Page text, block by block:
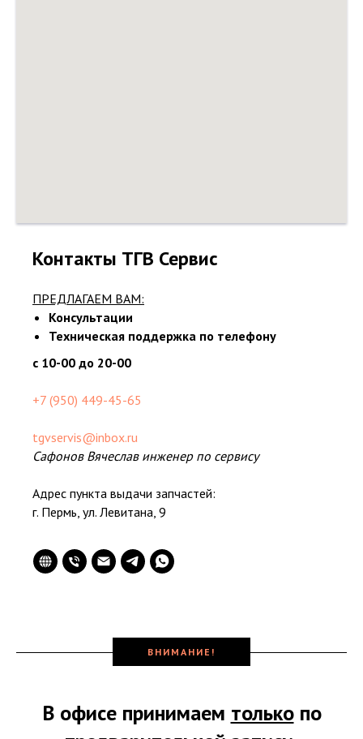
Контакты ТГВ Сервис
ПРЕДЛАГАЕМ ВАМ:
Консультации
Техническая поддержка по телефону
с 10-00 до 20-00
+7 (950) 449-45-65
tgvservis@inbox.ru
Сафонов Вячеслав инженер по сервису
Адрес пункта выдачи запчастей:
г. Пермь, ул. Левитана, 9
ВНИМАНИЕ!
В офисе принимаем толькопо